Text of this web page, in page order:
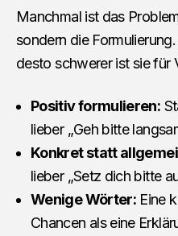
Manchmal ist das
sondern die
desto schwerer ist sie für
Positiv formulieren:
lieber „Geh bitte
Konkret statt
lieber „Setz dich bitte
Wenige Wörter: Eine
Chancen als eine